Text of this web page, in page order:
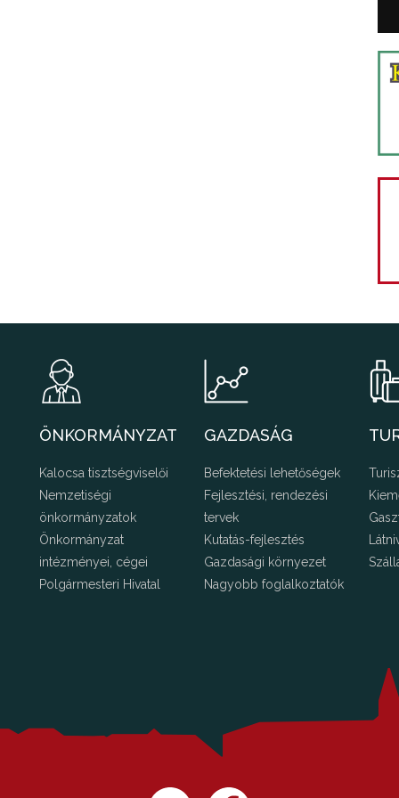
ÖNKORMÁNYZAT
Kalocsa tisztségviselői
Nemzetiségi
önkormányzatok
Önkormányzat
intézményei, cégei
Polgármesteri Hivatal
GAZDASÁG
Befektetési lehetőségek
Fejlesztési, rendezési
tervek
Kutatás-fejlesztés
Gazdasági környezet
Nagyobb foglalkoztatók